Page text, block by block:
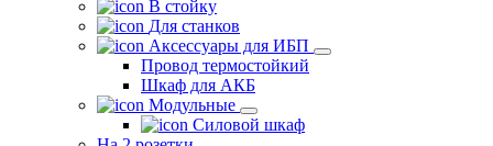
В стойку
Для станков
Аксессуары для ИБП
Провод термостойкий
Шкаф для АКБ
Модульные
Силовой шкаф